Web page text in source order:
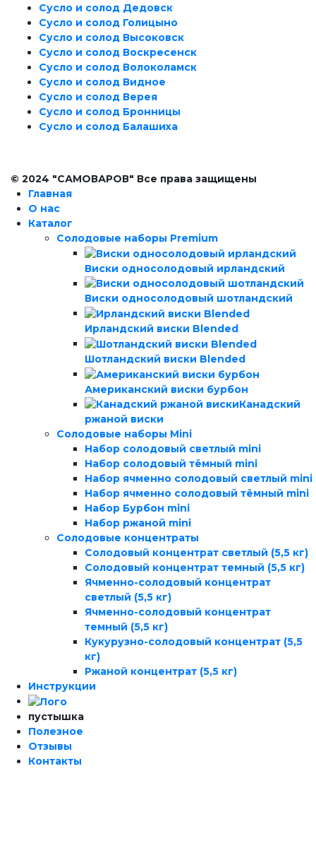
Сусло и солод Дедовск
Сусло и солод Голицыно
Сусло и солод Высоковск
Сусло и солод Воскресенск
Сусло и солод Волоколамск
Сусло и солод Видное
Сусло и солод Верея
Сусло и солод Бронницы
Сусло и солод Балашиха
© 2024 "САМОВАРОВ" Все права защищены
Главная
О нас
Каталог
Солодовые наборы Premium
Виски односолодовый ирландский
Виски односолодовый шотландский
Ирландский виски Blended
Шотландский виски Blended
Американский виски бурбон
Канадский
ржаной виски
Солодовые наборы Mini
Набор солодовый светлый mini
Набор солодовый тёмный mini
Набор ячменно солодовый светлый mini
Набор ячменно солодовый тёмный mini
Набор Бурбон mini
Набор ржаной mini
Солодовые концентраты
Солодовый концентрат светлый (5,5 кг)
Солодовый концентрат темный (5,5 кг)
Ячменно-солодовый концентрат
светлый (5,5 кг)
Ячменно-солодовый концентрат
темный (5,5 кг)
Кукурузно-солодовый концентрат (5,5
кг)
Ржаной концентрат (5,5 кг)
Инструкции
пустышка
Полезное
Отзывы
Контакты